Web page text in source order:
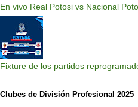
En vivo Real Potosi vs Nacional
Fixture de los partidos
Clubes de División Profesional 2025